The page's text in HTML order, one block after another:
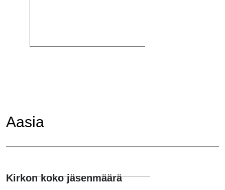
Aasia
Kirkon koko jäsenmäärä